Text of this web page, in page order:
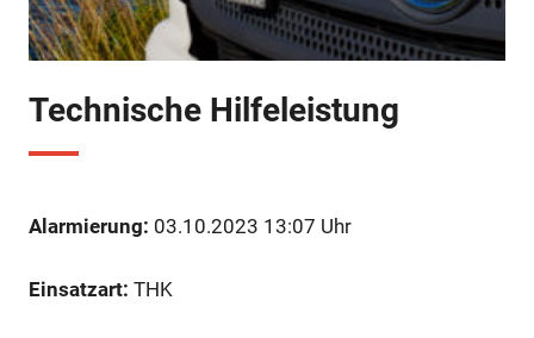
Technische Hilfeleistung
Alarmierung: 03.10.2023 13:07 Uhr
Einsatzart: THK